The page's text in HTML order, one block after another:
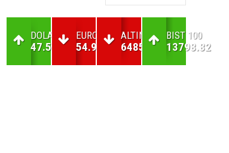
DOLAR
47.59
EURO
54.94
ALTIN
6485.98
BIST 100
13798.82